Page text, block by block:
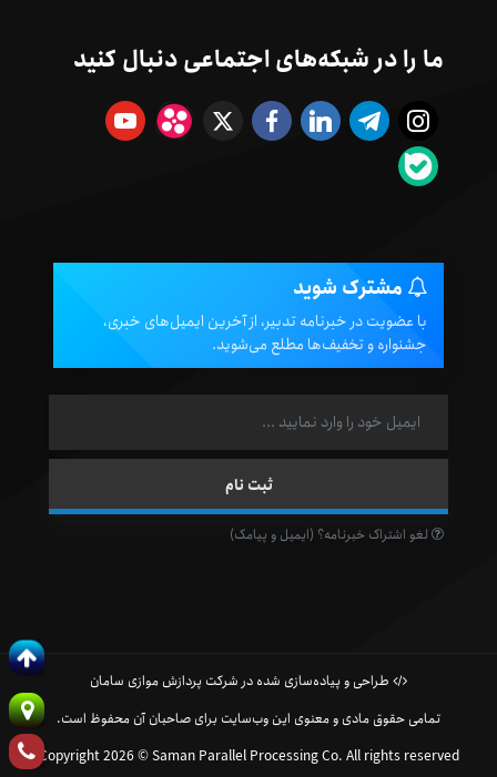
ما را در شبکه‌های اجتماعی دنبال کنید
مشترک شوید
با عضویت در خبرنامه تدبیر، از آخرین ایمیل‌های خبری،
جشنواره و تخفیف‌ها مطلع می‌شوید.
لغو اشتراک خبرنامه؟ (ایمیل و پیامک)
طراحی و پیاده‌سازی شده در شرکت پردازش موازی سامان
تمامی حقوق مادی و معنوی این وب‌سایت برای صاحبان آن محفوظ است.
Copyright 2026 © Saman Parallel Processing Co. All rights reserved